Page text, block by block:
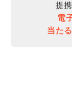
提
電
当た